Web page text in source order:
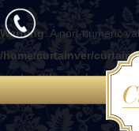
Warning: A non-numeric
/home/curtainver/
content/themes/curtain/